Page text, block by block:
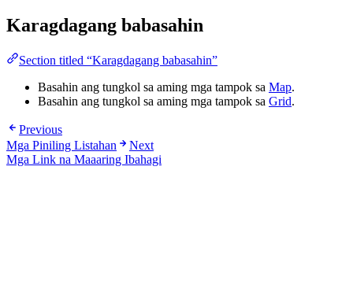
Karagdagang babasahin
Section titled “Karagdagang babasahin”
Basahin ang tungkol sa aming mga tampok sa Map.
Basahin ang tungkol sa aming mga tampok sa Grid.
Previous
Mga Piniling Listahan
Next
Mga Link na Maaaring Ibahagi